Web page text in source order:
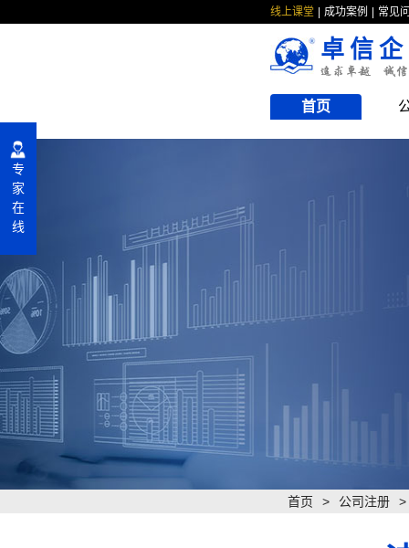
线上课堂 成功案例 常见
卓信
首页
首页 > 公司注册 >
专
家
在
线